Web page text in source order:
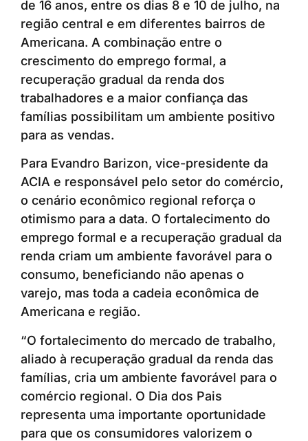
de 16 anos, entre os dias 8 e 10 de julho, na
região central e em diferentes bairros de
Americana. A combinação entre o
crescimento do emprego formal, a
recuperação gradual da renda dos
trabalhadores e a maior confiança das
famílias possibilitam um ambiente positivo
para as vendas.
Para Evandro Barizon, vice-presidente da
ACIA e responsável pelo setor do comércio,
o cenário econômico regional reforça o
otimismo para a data. O fortalecimento do
emprego formal e a recuperação gradual da
renda criam um ambiente favorável para o
consumo, beneficiando não apenas o
varejo, mas toda a cadeia econômica de
Americana e região.
“O fortalecimento do mercado de trabalho,
aliado à recuperação gradual da renda das
famílias, cria um ambiente favorável para o
comércio regional. O Dia dos Pais
representa uma importante oportunidade
para que os consumidores valorizem o